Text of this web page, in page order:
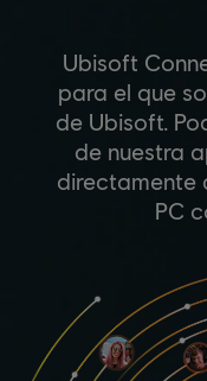
Ubisoft
para el que
de Ubisoft.
de nuestra
directamente
PC